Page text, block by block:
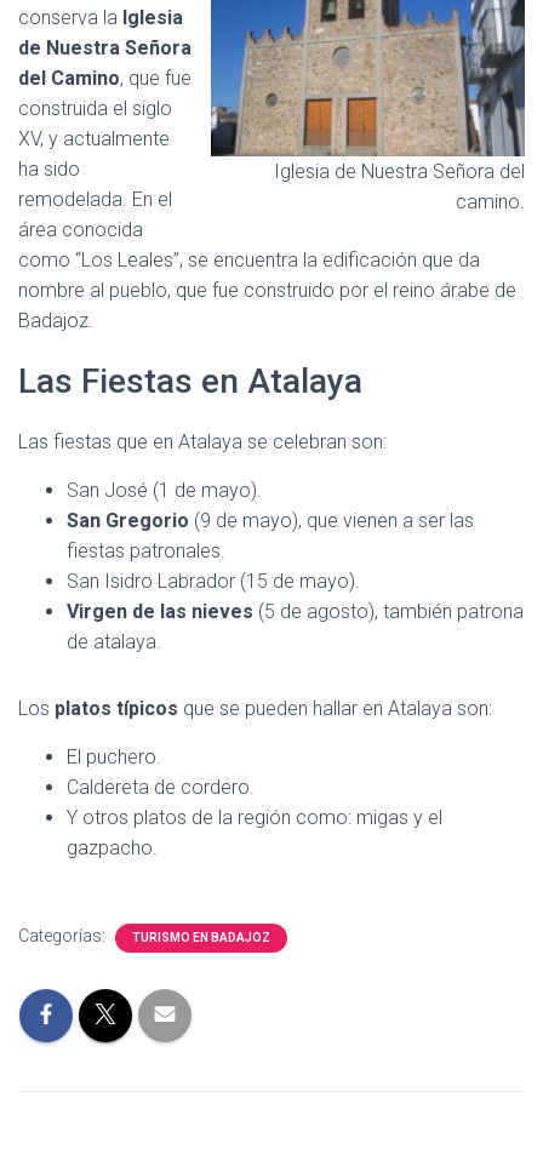
Iglesia de Nuestra Señora del
camino.
conserva la Iglesia
de Nuestra Señora
del Camino, que fue
construida el siglo
XV, y actualmente
ha sido
remodelada. En el
área conocida
como “Los Leales”, se encuentra la edificación que da
nombre al pueblo, que fue construido por el reino árabe de
Badajoz.
Las Fiestas en Atalaya
Las fiestas que en Atalaya se celebran son:
San José (1 de mayo).
San Gregorio (9 de mayo), que vienen a ser las
fiestas patronales.
San Isidro Labrador (15 de mayo).
Virgen de las nieves (5 de agosto), también patrona
de atalaya.
Los platos típicos que se pueden hallar en Atalaya son:
El puchero.
Caldereta de cordero.
Y otros platos de la región como: migas y el
gazpacho.
Categorías: TURISMO EN BADAJOZ